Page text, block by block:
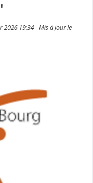
2026 19:34 - Mis à jour le